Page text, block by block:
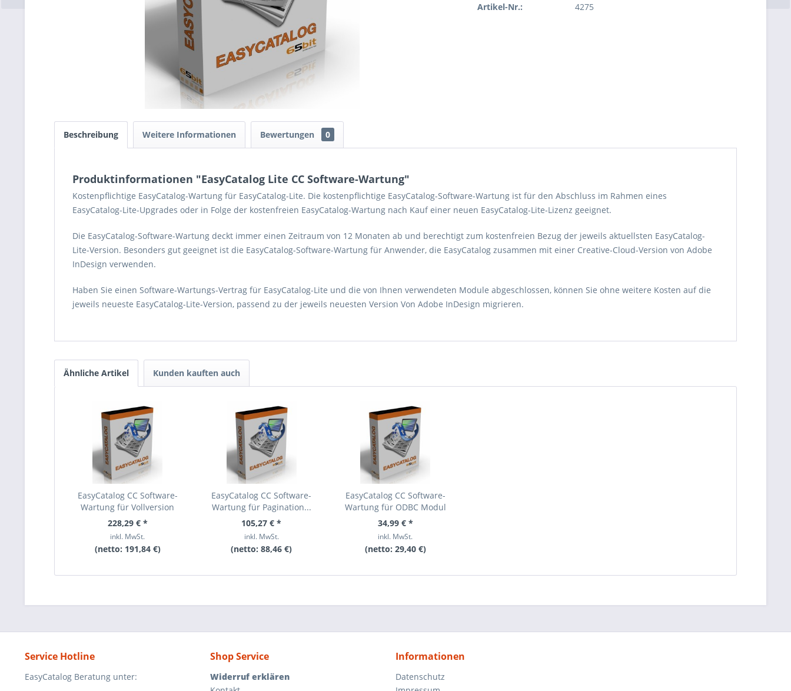
Artikel-Nr.: 4275
Beschreibung Weitere Informationen Bewertungen 0
Produktinformationen "EasyCatalog Lite CC Software-Wartung"
Kostenpflichtige EasyCatalog-Wartung für EasyCatalog-Lite. Die kostenpflichtige EasyCatalog-Software-Wartung ist für den Abschluss im Rahmen eines
EasyCatalog-Lite-Upgrades oder in Folge der kostenfreien EasyCatalog-Wartung nach Kauf einer neuen EasyCatalog-Lite-Lizenz geeignet.
Die EasyCatalog-Software-Wartung deckt immer einen Zeitraum von 12 Monaten ab und berechtigt zum kostenfreien Bezug der jeweils aktuellsten EasyCatalog-
Lite-Version. Besonders gut geeignet ist die EasyCatalog-Software-Wartung für Anwender, die EasyCatalog zusammen mit einer Creative-Cloud-Version von Adobe
InDesign verwenden.
Haben Sie einen Software-Wartungs-Vertrag für EasyCatalog-Lite und die von Ihnen verwendeten Module abgeschlossen, können Sie ohne weitere Kosten auf die
jeweils neueste EasyCatalog-Lite-Version, passend zu der jeweils neuesten Version Von Adobe InDesign migrieren.
Ähnliche Artikel Kunden kauften auch
EasyCatalog CC Software-
Wartung für Vollversion
228,29 € *
inkl. MwSt.
(netto: 191,84 €)
EasyCatalog CC Software-
Wartung für Pagination...
105,27 € *
inkl. MwSt.
(netto:88,46 €)
EasyCatalog CC Software-
Wartung für ODBC Modul
34,99 € *
inkl. MwSt.
(netto: 29,40 €)
Service Hotline
EasyCatalog Beratung unter:
Shop Service
Widerruf erklären
Informationen
Datenschutz